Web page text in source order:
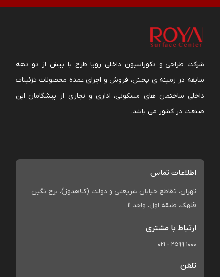
شرکت طراحی و دکوراسیون داخلی رویا طرح با بیش از دو دهه
سابقه در زمینه ی پخش، فروش و اجرای عمده محصولات تزئینات
داخلی ساختمان های مسکونی، اداری و تجاری از پیشگامان این
صنعت در کشور می باشد.
اطلاعات تماس
تهران، تقاطع خیابان شریعتی و دولت (کلاهدوز)، برج نگین
قلهک، طبقه اول، واحد 11
ارتباط با مشتری
021 - 2599 1000
تلفن